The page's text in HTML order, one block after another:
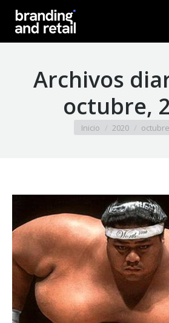
Archivos
octubre,
Estás aquí:
Inicio 2020 octubre